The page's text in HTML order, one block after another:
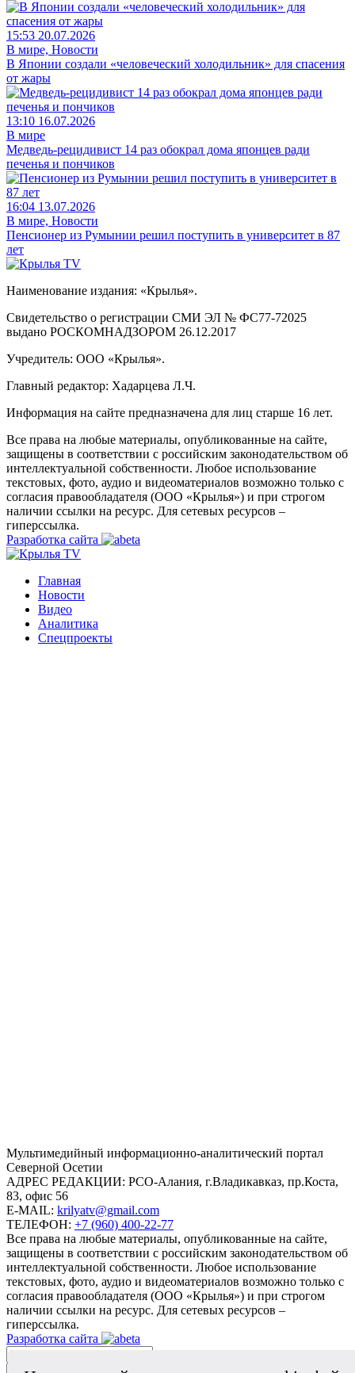
15:53 20.07.2026
В мире, Новости
В Японии создали «человеческий холодильник» для спасения
от жары
13:10 16.07.2026
В мире
Медведь-рецидивист 14 раз обокрал дома японцев ради
печенья и пончиков
16:04 13.07.2026
В мире, Новости
Пенсионер из Румынии решил поступить в университет в 87
лет
Наименование издания: «Крылья».
Свидетельство о регистрации СМИ ЭЛ № ФС77-72025
выдано РОСКОМНАДЗОРОМ 26.12.2017
Учредитель: ООО «Крылья».
Главный редактор: Хадарцева Л.Ч.
Информация на сайте предназначена для лиц старше 16 лет.
Все права на любые материалы, опубликованные на сайте,
защищены в соответствии с российским законодательством об
интеллектуальной собственности. Любое использование
текстовых, фото, аудио и видеоматериалов возможно только с
согласия правообладателя (ООО «Крылья») и при строгом
наличии ссылки на ресурс. Для сетевых ресурсов –
гиперссылка.
Разработка сайта
Главная
Новости
Видео
Аналитика
Спецпроекты
Mультимедийный информационно-аналитический портал
Северной Осетии
АДРЕС РЕДАКЦИИ: РСО-Алания, г.Владикавказ, пр.Коста,
83, офис 56
E-MAIL: krilyatv@gmail.com
ТЕЛЕФОН: +7 (960) 400-22-77
Все права на любые материалы, опубликованные на сайте,
защищены в соответствии с российским законодательством об
интеллектуальной собственности. Любое использование
текстовых, фото, аудио и видеоматериалов возможно только с
согласия правообладателя (ООО «Крылья») и при строгом
наличии ссылки на ресурс. Для сетевых ресурсов –
гиперссылка.
Разработка сайта